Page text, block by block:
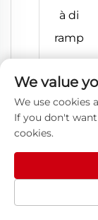
à di
ramp
We value
We use cookies
If you don't
cookies.